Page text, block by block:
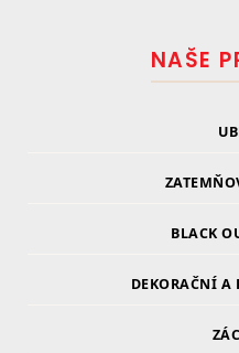
NAŠE
BLACK
DEKORAČNÍ A